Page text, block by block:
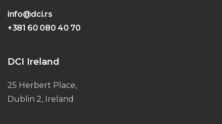
info@dci.rs
+381 60 080 40 70
DCI Ireland
25 Herbert Place,
Dublin 2, Ireland